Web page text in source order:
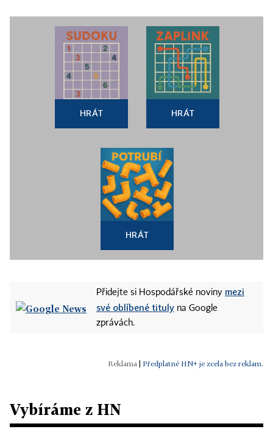
HRÁT HRÁT
HRÁT
Přidejte si Hospodářské noviny mezi
své oblíbené tituly na Google
zprávách.
Předplatné HN+ je zcela bez reklam.
Vybíráme z HN